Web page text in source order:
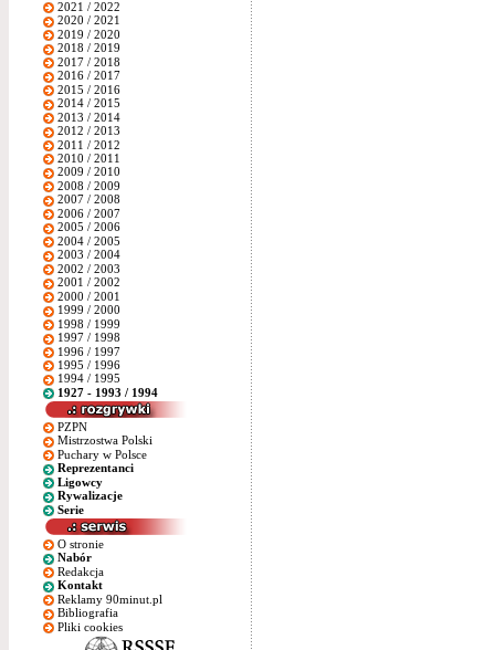
2021 / 2022
2020 / 2021
2019 / 2020
2018 / 2019
2017 / 2018
2016 / 2017
2015 / 2016
2014 / 2015
2013 / 2014
2012 / 2013
2011 / 2012
2010 / 2011
2009 / 2010
2008 / 2009
2007 / 2008
2006 / 2007
2005 / 2006
2004 / 2005
2003 / 2004
2002 / 2003
2001 / 2002
2000 / 2001
1999 / 2000
1998 / 1999
1997 / 1998
1996 / 1997
1995 / 1996
1994 / 1995
1927 - 1993 / 1994
PZPN
Mistrzostwa Polski
Puchary w Polsce
Reprezentanci
Ligowcy
Rywalizacje
Serie
O stronie
Nabór
Redakcja
Kontakt
Reklamy 90minut.pl
Bibliografia
Pliki cookies